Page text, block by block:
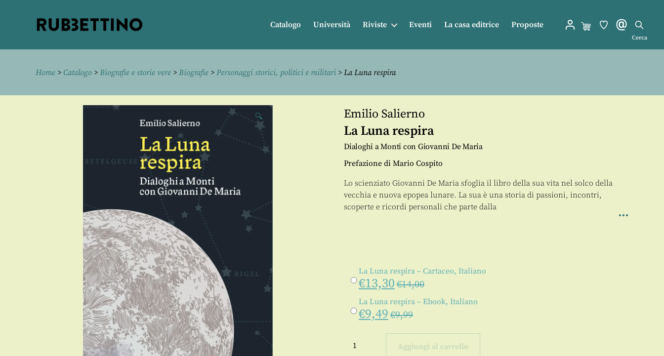
Catalogo Università Riviste Eventi La casa editrice Proposte
Cerca
Home > Catalogo > Biografie e storie vere > Biografie > Personaggi storici, politici e militari > La Luna respira
🔍 Emilio Salierno
La Luna respira
Dialoghi a Monti con Giovanni De Maria
Prefazione di Mario Cospito
Lo scienziato Giovanni De Maria sfoglia il libro della sua vita nel solco della
vecchia e nuova epopea lunare. La sua è una storia di passioni, incontri,
scoperte e ricordi personali che parte dalla
La Luna respira – Cartaceo, Italiano
€13,30 €14,00
La Luna respira – Ebook, Italiano
€9,49 €9,99
Luna
Aggiungi al carrello